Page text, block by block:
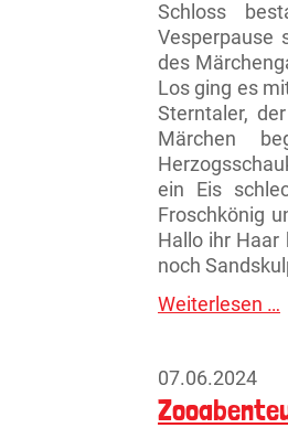
Schloss
Vesperpause
des
Los ging es
Sterntaler,
Märchen
ein Eis
Froschkönig
Hallo ihr
noch
Weiterlesen …
07.06.2024